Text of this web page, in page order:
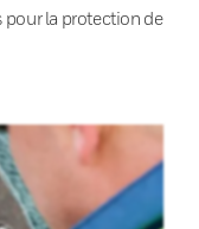
la protection de